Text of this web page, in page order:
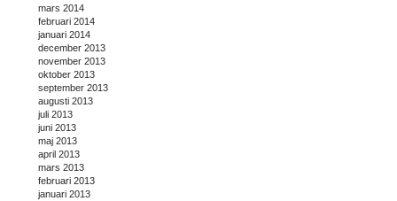
mars 2014
februari 2014
januari 2014
december 2013
november 2013
oktober 2013
september 2013
augusti 2013
juli 2013
juni 2013
maj 2013
april 2013
mars 2013
februari 2013
januari 2013